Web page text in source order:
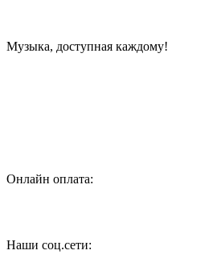
Музыка, доступная каждому!
Онлайн оплата:
Наши соц.сети: